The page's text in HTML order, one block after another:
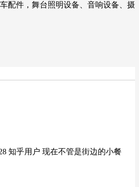
配件，舞台照明设备、音响设备、摄
知乎用户 现在不管是街边的小餐